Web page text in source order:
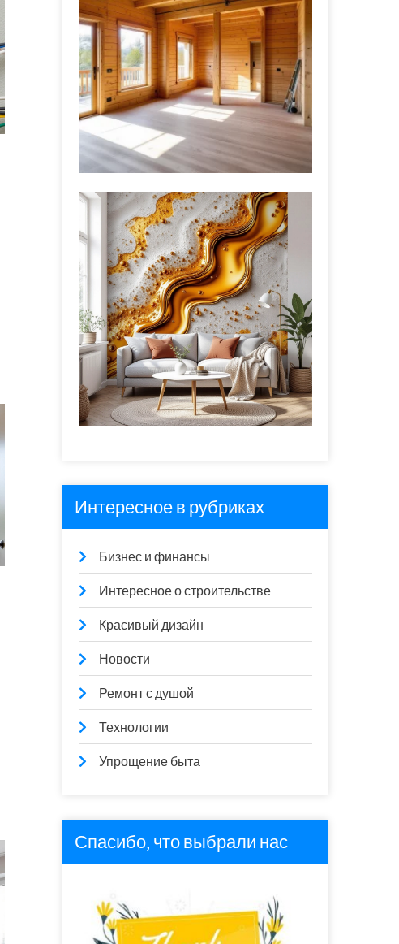
Интересное в рубриках
Бизнес и финансы
Интересное о строительстве
Красивый дизайн
Новости
Ремонт с душой
Технологии
Упрощение быта
Спасибо, что выбрали нас